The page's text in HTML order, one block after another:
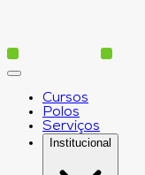
Cursos
Polos
Serviços
Institucional